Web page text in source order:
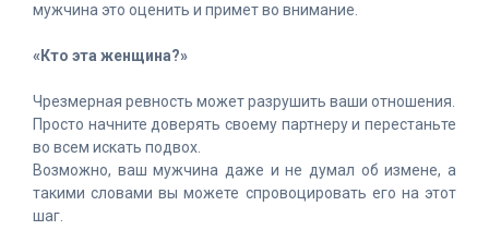
мужчина это оценить и примет во внимание.
«Кто эта женщина?»
Чрезмерная ревность может разрушить ваши отношения.
Просто начните доверять своему партнеру и перестаньте
во всем искать подвох.
Возможно, ваш мужчина даже и не думал об измене, а
такими словами вы можете спровоцировать его на этот
шаг.